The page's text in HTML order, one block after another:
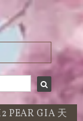
PEAR GIA 天